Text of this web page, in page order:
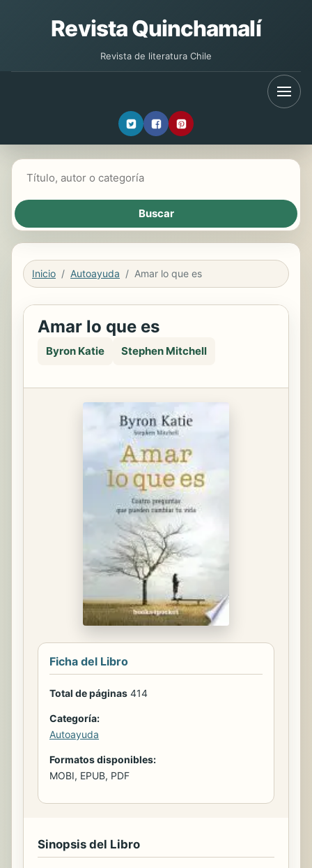
Revista Quinchamalí
Revista de literatura Chile
Inicio Autoayuda Amar lo que es
Amar lo que es
Byron Katie Stephen Mitchell
Ficha del Libro
Total de páginas 414
Categoría:
Autoayuda
Formatos disponibles:
MOBI, EPUB, PDF
Sinopsis del Libro